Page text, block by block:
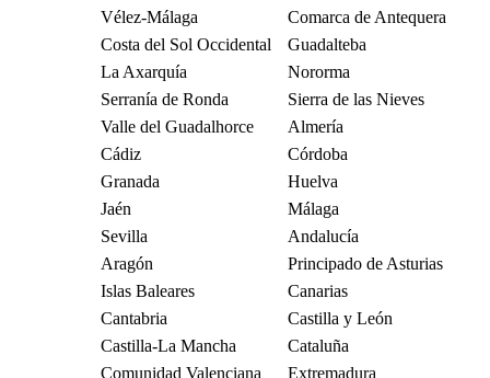
Vélez-Málaga
Comarca de Antequera
Costa del Sol Occidental
Guadalteba
La Axarquía
Nororma
Serranía de Ronda
Sierra de las Nieves
Valle del Guadalhorce
Almería
Cádiz
Córdoba
Granada
Huelva
Jaén
Málaga
Sevilla
Andalucía
Aragón
Principado de Asturias
Islas Baleares
Canarias
Cantabria
Castilla y León
Castilla-La Mancha
Cataluña
Comunidad Valenciana
Extremadura